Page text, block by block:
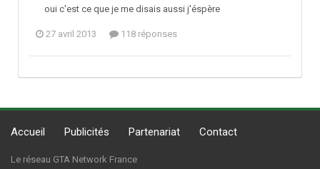
oui c'est ce que je me disais aussi j'éspère
27 avril 2013 118 réponses
Accueil Publicités Partenariat Contact
Le réseau GTA Network France